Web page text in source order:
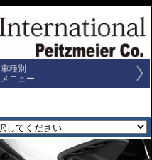
車種別
メニュー